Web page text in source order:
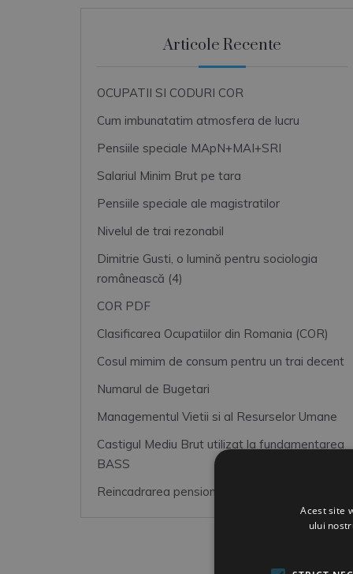
Articole Recente
OCUPATII SI CODURI COR
Cum imbunatatim atmosfera de lucru
Pensiile speciale MApN+MAI+SRI
Salariul Minim Brut pe tara
Pensiile speciale ale magistratilor
Nivelul de trai rezonabil
Dimitrie Gusti, o lumină pentru sociologia
românească (4)
COR PDF
Clasificarea Ocupatiilor din Romania (COR)
Cosul mimim de consum pentru un trai decent
Numarul de Bugetari
Managementul Vietii si al Resurselor Umane
Castigul Mediu Brut utilizat la fundamentarea
BASS
Reincadrarea pensionarilor magistrati
Acest site
ului